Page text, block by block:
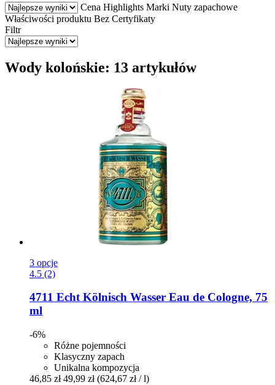
Cena Highlights Marki Nuty zapachowe
Właściwości produktu Bez Certyfikaty
Filtr
Wody kolońskie: 13 artykułów
3 opcje
4.5 (2)
4711 Echt Kölnisch Wasser Eau de Cologne, 75
ml
-6%
Różne pojemności
Klasyczny zapach
Unikalna kompozycja
46,85 zł 49,99 zł (624,67 zł / l)